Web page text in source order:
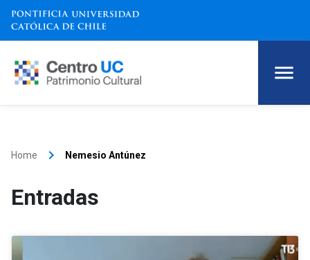
Home keyboard_arrow_right Nemesio Antúnez
Entradas